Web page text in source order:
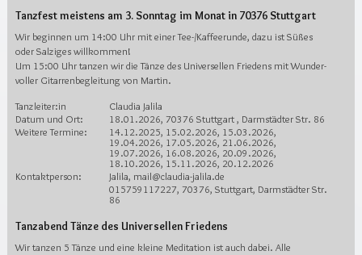
Tanzfest meistens am 3. Sonntag im Monat in 70376 Stuttgart
Wir beginnen um 14:00 Uhr mit einer Tee-/Kaffeerunde, dazu ist Süßes
oder Salziges willkommen!
Um 15:00 Uhr tanzen wir die Tänze des Universellen Friedens mit Wunder-
voller Gitarrenbegleitung von Martin.
Tanzleiter:in
Claudia Jalila
Datum und Ort:
18.01.2026, 70376 Stuttgart , Darmstädter Str. 86
Weitere Termine:
14.12.2025, 15.02.2026, 15.03.2026,
19.04.2026, 17.05.2026, 21.06.2026,
19.07.2026, 16.08.2026, 20.09.2026,
18.10.2026, 15.11.2026, 20.12.2026
Kontaktperson:
Jalila, mail@claudia-jalila.de
015759117227, 70376, Stuttgart, Darmstädter Str.
86
Tanzabend Tänze des Universellen Friedens
Wir tanzen 5 Tänze und eine kleine Meditation ist auch dabei. Alle